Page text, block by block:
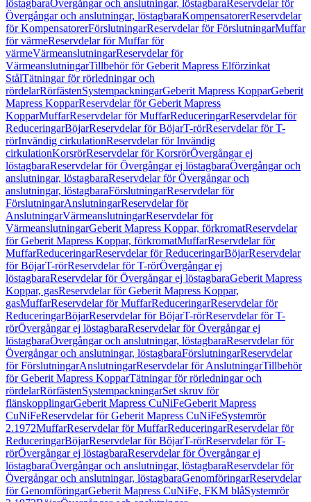
löstagbaraÖvergångar och anslutningar, löstagbaraReservdelar för
Övergångar och anslutningar, löstagbaraKompensatorerReservdelar
för KompensatorerFörslutningarReservdelar för FörslutningarMuffar
för värmeReservdelar för Muffar för
värmeVärmeanslutningarReservdelar för
VärmeanslutningarTillbehör för Geberit Mapress Elförzinkat
StålTätningar för rörledningar och
rördelarRörfästenSystempackningarGeberit Mapress KopparGeberit
Mapress KopparReservdelar för Geberit Mapress
KopparMuffarReservdelar för MuffarReduceringarReservdelar för
ReduceringarBöjarReservdelar för BöjarT-rörReservdelar för T-
rörInvändig cirkulationReservdelar för Invändig
cirkulationKorsrörReservdelar för KorsrörÖvergångar ej
löstagbaraReservdelar för Övergångar ej löstagbaraÖvergångar och
anslutningar, löstagbaraReservdelar för Övergångar och
anslutningar, löstagbaraFörslutningarReservdelar för
FörslutningarAnslutningarReservdelar för
AnslutningarVärmeanslutningarReservdelar för
VärmeanslutningarGeberit Mapress Koppar, förkromatReservdelar
för Geberit Mapress Koppar, förkromatMuffarReservdelar för
MuffarReduceringarReservdelar för ReduceringarBöjarReservdelar
för BöjarT-rörReservdelar för T-rörÖvergångar ej
löstagbaraReservdelar för Övergångar ej löstagbaraGeberit Mapress
Koppar, gasReservdelar för Geberit Mapress Koppar,
gasMuffarReservdelar för MuffarReduceringarReservdelar för
ReduceringarBöjarReservdelar för BöjarT-rörReservdelar för T-
rörÖvergångar ej löstagbaraReservdelar för Övergångar ej
löstagbaraÖvergångar och anslutningar, löstagbaraReservdelar för
Övergångar och anslutningar, löstagbaraFörslutningarReservdelar
för FörslutningarAnslutningarReservdelar för AnslutningarTillbehör
för Geberit Mapress KopparTätningar för rörledningar och
rördelarRörfästenSystempackningarSet skruv för
flänskopplingarGeberit Mapress CuNiFeGeberit Mapress
CuNiFeReservdelar för Geberit Mapress CuNiFeSystemrör
2.1972MuffarReservdelar för MuffarReduceringarReservdelar för
ReduceringarBöjarReservdelar för BöjarT-rörReservdelar för T-
rörÖvergångar ej löstagbaraReservdelar för Övergångar ej
löstagbaraÖvergångar och anslutningar, löstagbaraReservdelar för
Övergångar och anslutningar, löstagbaraGenomföringarReservdelar
för GenomföringarGeberit Mapress CuNiFe, FKM blåSystemrör